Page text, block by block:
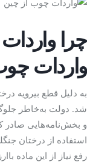
چرا
واردات
به دلیل قطع بی­رویه
شد. دولت به‌خاطر
و بخش‌نامه‌هایی صادر
استفاده از درختان
رفع نیاز از این ماده